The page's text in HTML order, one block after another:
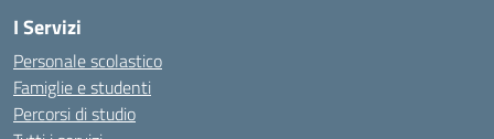
I Servizi
Personale scolastico
Famiglie e studenti
Percorsi di studio